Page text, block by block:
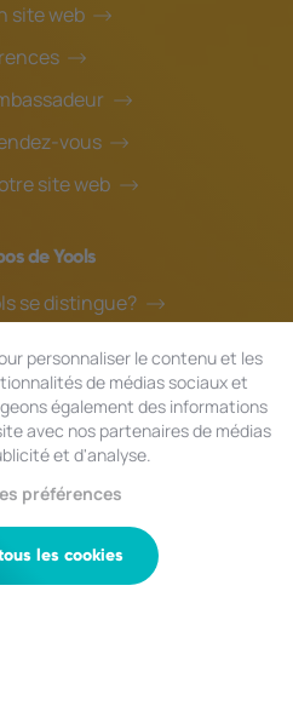
site web
vous
site web
de Yools
se distingue?
en ligne
Tous droits réservés.
personnaliser le contenu et les
de médias sociaux et
également des informations
avec nos partenaires de médias
et d'analyse.
préférences
les cookies